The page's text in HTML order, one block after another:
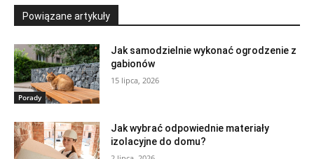
Powiązane artykuły
Porady
Jak samodzielnie wykonać ogrodzenie z
gabionów
15 lipca, 2026
Jak wybrać odpowiednie materiały
izolacyjne do domu?